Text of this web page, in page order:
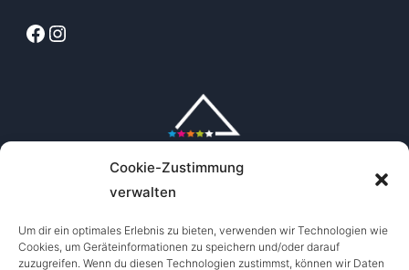
Cookie-Zustimmung
verwalten
Um dir ein optimales Erlebnis zu bieten, verwenden wir Technologien wie
Cookies, um Geräteinformationen zu speichern und/oder darauf
zuzugreifen. Wenn du diesen Technologien zustimmst, können wir Daten
Facebook
Instagram